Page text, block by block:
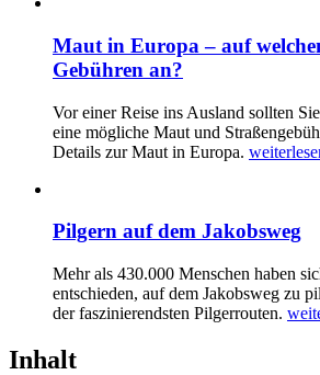
Maut in Europa – auf
Gebühren an?
Vor einer Reise ins Ausland sollten
eine mögliche Maut und
Details zur Maut in Europa.
Pilgern auf dem Jakobsweg
Mehr als 430.000 Menschen haben
entschieden, auf dem Jakobsweg zu
der faszinierendsten Pilgerrouten.
Inhalt